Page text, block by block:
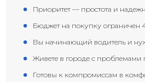
Приоритет — простота и
Бюджет на покупку ограничен
Вы начинающий водитель и
Живете в городе с проблемами
Готовы к компромиссам в